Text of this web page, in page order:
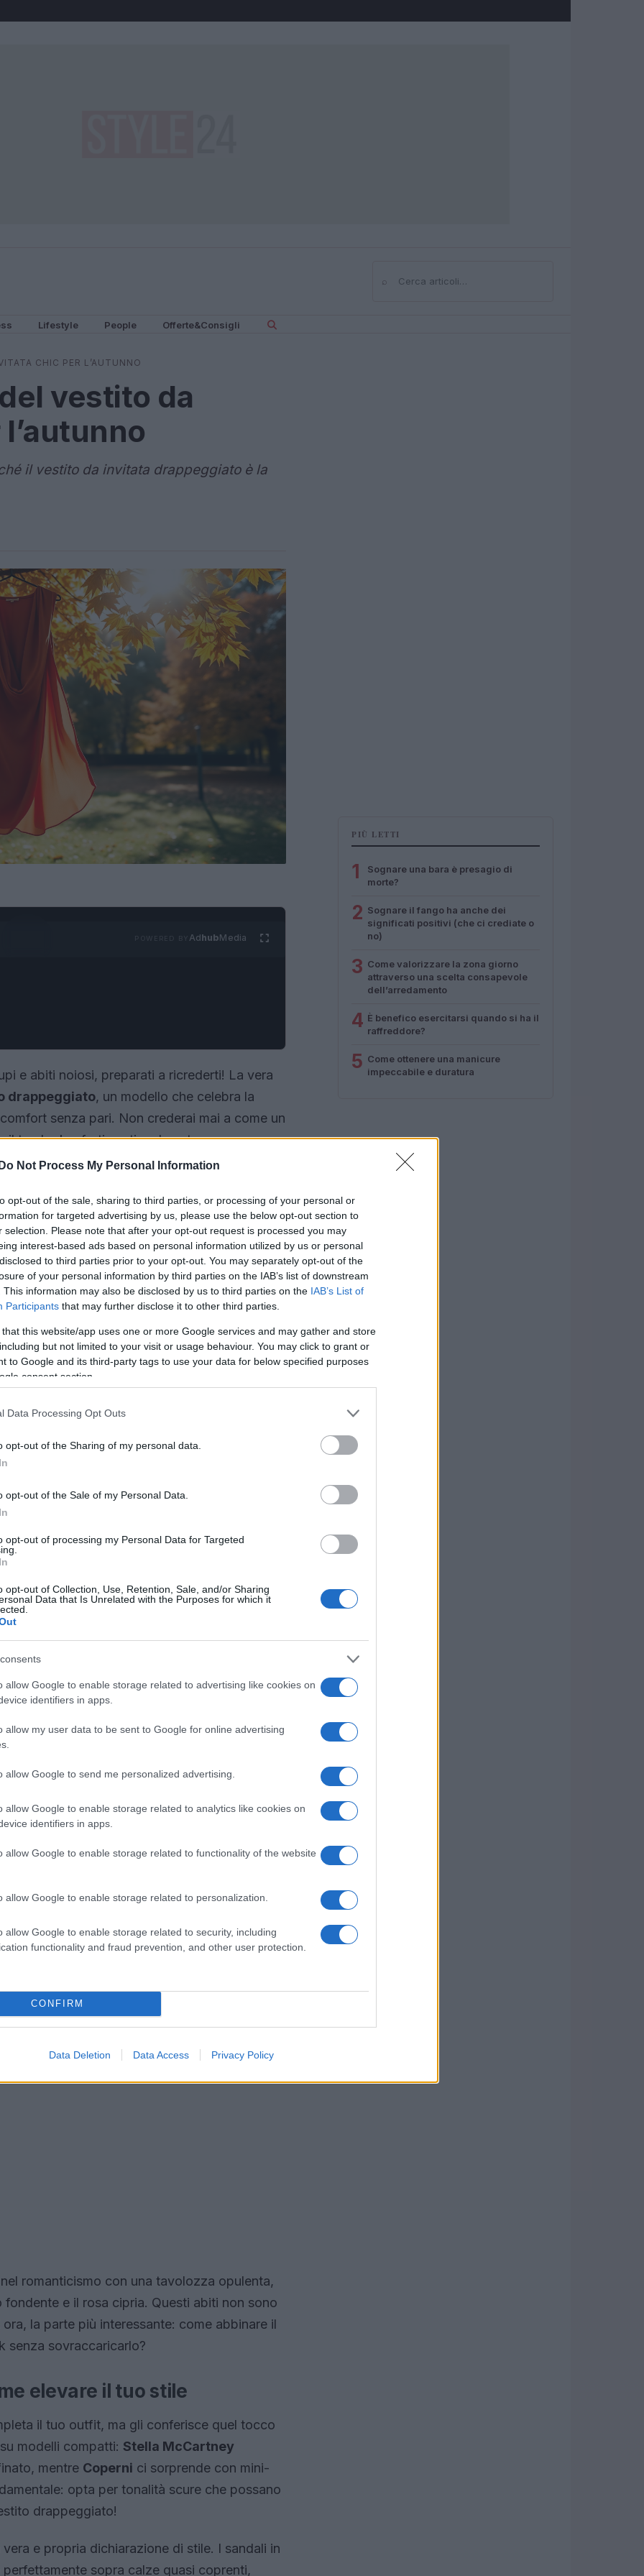
Do Not Process My Personal Information
opt-out of the sale, sharing to third parties, or processing of your personal or
for targeted advertising by us, please use the below opt-out section to
selection. Please note that after your opt-out request is processed you may
interest-based ads based on personal information utilized by us or personal
to third parties prior to your opt-out. You may separately opt-out of the
of your personal information by third parties on the IAB’s list of downstream
This information may also be disclosed by us to third parties on the IAB’s List of
Participants that may further disclose it to other third parties.
that this website/app uses one or more Google services and may gather and store
but not limited to your visit or usage behaviour. You may click to grant or
to Google and its third-party tags to use your data for below specified purposes
consent section.
Data Processing Opt Outs
opt-out of the Sharing of my personal data.
opt-out of the Sale of my Personal Data.
opt-out of processing my Personal Data for Targeted
opt-out of Collection, Use, Retention, Sale, and/or Sharing
Data that Is Unrelated with the Purposes for which it
allow Google to enable storage related to advertising like cookies on
identifiers in apps.
allow my user data to be sent to Google for online advertising
allow Google to send me personalized advertising.
allow Google to enable storage related to analytics like cookies on
identifiers in apps.
allow Google to enable storage related to functionality of the website
allow Google to enable storage related to personalization.
allow Google to enable storage related to security, including
functionality and fraud prevention, and other user protection.
CONFIRM
Data Deletion Data Access Privacy Policy
⌕Cerca
Lifestyle People Offerte&Consigli
CHIC PER L’AUTUNNO
vestito da
il vestito da invitata drappeggiato è la
AdhubMedia
e abiti noiosi, preparati a ricrederti! La vera
drappeggiato, un modello che celebra la
senza pari. Non crederai mai a come un
il tuo look e farti sentire al centro
non passa mai di moda
abito: è un capolavoro sartoriale che
genio di grandi stilisti come
e
per esaltare la figura in modo naturale,
stile. E non è solo una questione di
versatile per eventi formali e cerimonie,
Inverno 2025/2026.
drappeggiato valorizza ogni tipo di fisico. Ma
chiave è l’equilibrio: proporzioni ben
che esaltano senza esagerare. Non
scelta che sa sempre come colpire. E la
la palette autunnale
e per la prossima stagione ci aspetta una
soliti toni invernali.Alaïapropone sfumature
e il nero, accanto a tonalità più audaci
è tutto!Calvin Kleinopta per un’eleganza
Coperni
non teme di osare con il viola
non solo catturano l’attenzione, ma creano
testa! 🔥
romanticismo con una tavolozza opulenta,
e il rosa cipria. Questi abiti non sono
la parte più interessante: come abbinare il
senza sovraccaricarlo?
elevare il tuo stile
il tuo outfit, ma gli conferisce quel tocco
modelli compatti: Stella McCartney
mentre Coperni ci sorprende con mini-
opta per tonalità scure che possano
drappeggiato!
e propria dichiarazione di stile. I sandali in
sopra calze quasi coprenti,
PIÙ LETTI
1
Sognare una bara è presagio di
morte?
2 Sognare il fango ha anche dei
significati positivi (che ci crediate o
no)
3 Come valorizzare la zona giorno
attraverso una scelta consapevole
dell’arredamento
4 È benefico esercitarsi quando si ha il
raffreddore?
5 Come ottenere una manicure
impeccabile e duratura